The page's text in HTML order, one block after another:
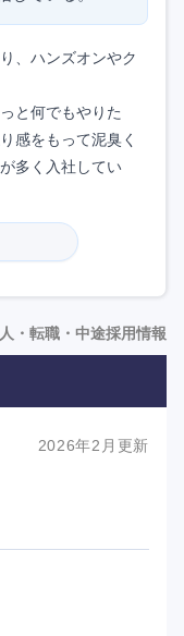
、ハンズオンやク
と何でもやりた
感をもって泥臭く
多く入社してい
投資・共同投資・
画策定／中堅企
心に、個別の特定
わず、200件超の
・転職・中途採用情報
2026年2月更新